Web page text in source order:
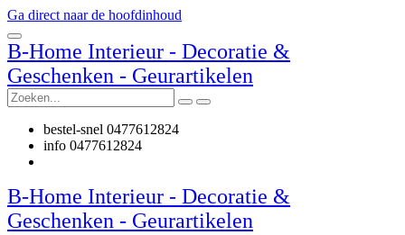
Ga direct naar de hoofdinhoud
B-Home Interieur - Decoratie &
Geschenken - Geurartikelen
bestel-snel 0477612824
info 0477612824
B-Home Interieur - Decoratie &
Geschenken - Geurartikelen